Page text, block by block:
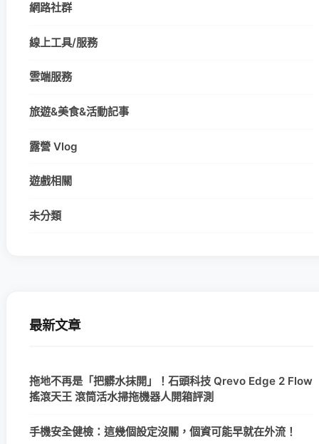
網路社群
線上工具/服務
雲端服務
旅遊&美食&活動記事
露營 Vlog
遊戲相關
未分類
最新文章
拖地不再是「把髒水抹開」！石頭科技 Qrevo Edge 2 Flow
搖滾天王 滾筒活水掃拖機器人開箱評測
手機安全健檢：這幾個設定沒關，個資可能早就在外流！